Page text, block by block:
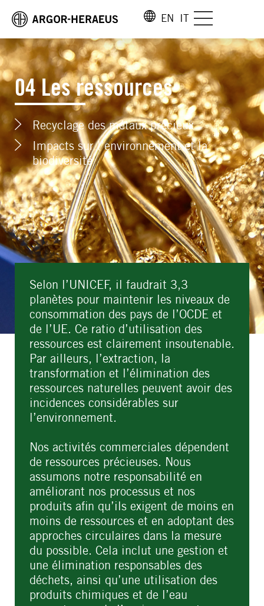
EN IT
04 Les ressources
Recyclage des métaux précieux
Impacts sur l’environnement et la
biodiversité
Selon l’UNICEF, il faudrait 3,3
planètes pour maintenir les niveaux de
consommation des pays de l’OCDE et
de l’UE. Ce ratio d’utilisation des
ressources est clairement insoutenable.
Par ailleurs, l’extraction, la
transformation et l’élimination des
ressources naturelles peuvent avoir des
incidences considérables sur
l’environnement.
Nos activités commerciales dépendent
de ressources précieuses. Nous
assumons notre responsabilité en
améliorant nos processus et nos
produits afin qu’ils exigent de moins en
moins de ressources et en adoptant des
approches circulaires dans la mesure
du possible. Cela inclut une gestion et
une élimination responsables des
déchets, ainsi qu’une utilisation des
produits chimiques et de l’eau